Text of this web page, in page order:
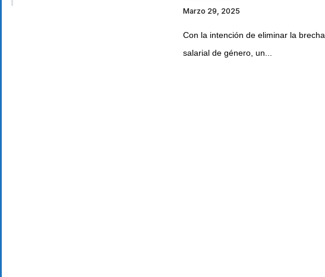
Marzo 29, 2025
Con la intención de eliminar la brecha
salarial de género, un...